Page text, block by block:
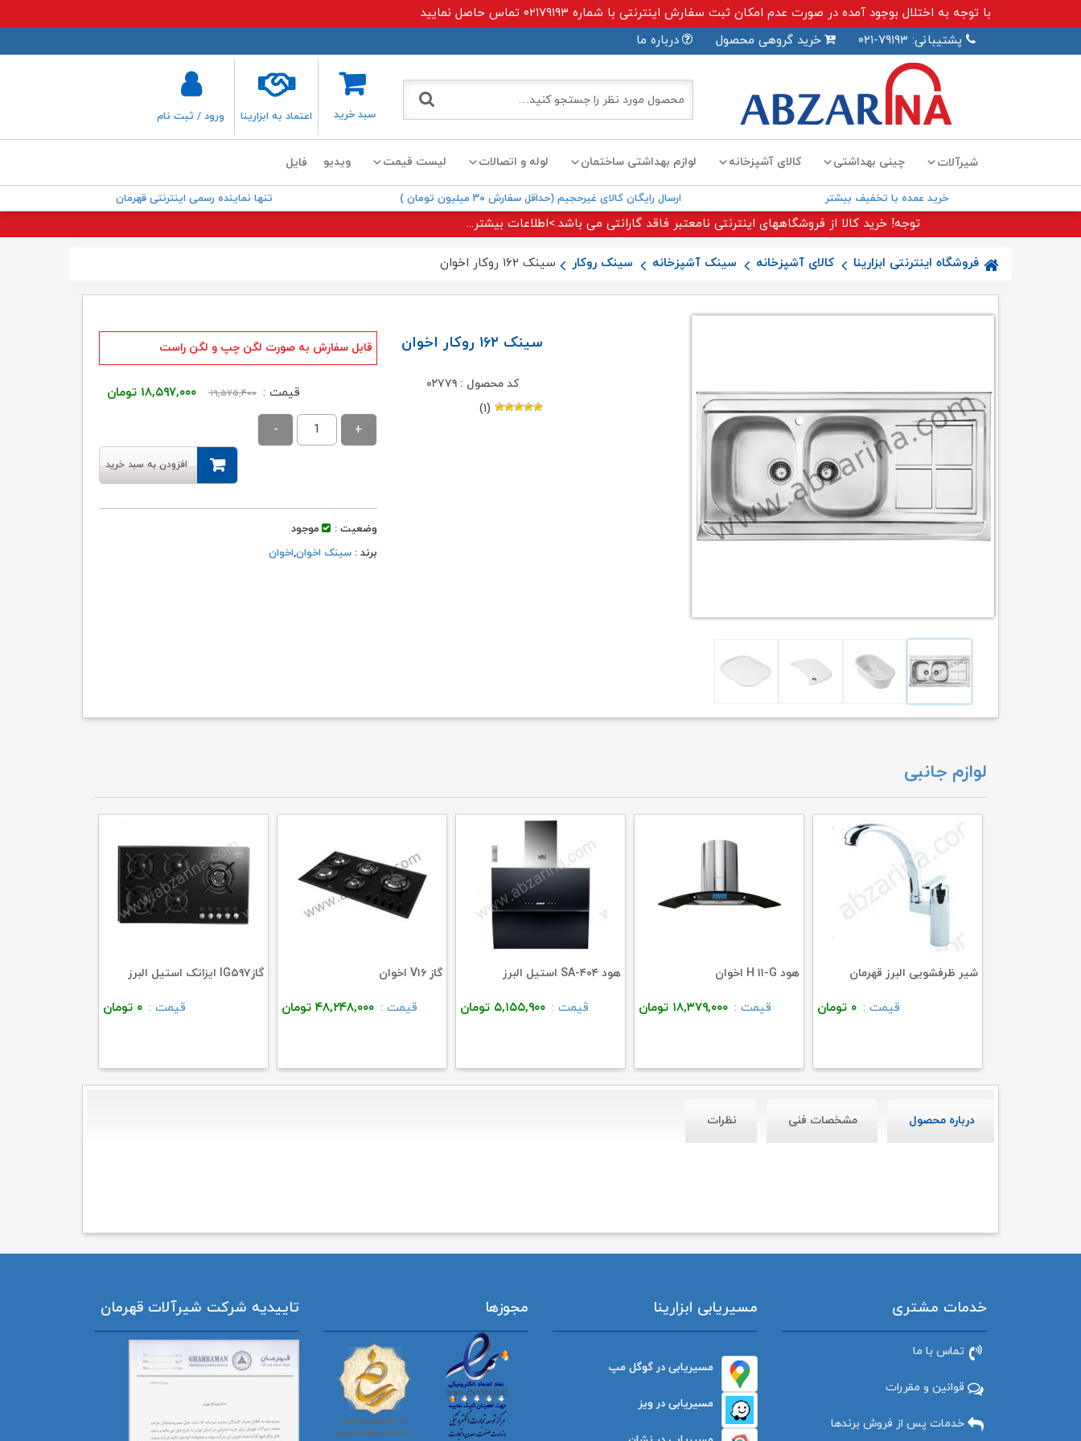
با توجه به اختلال بوجود آمده در صورت عدم امکان ثبت سفارش اینترنتی با شماره ۰۲۱۷۹۱۹۳ تماس حاصل نمایید
پشتیبانی: ۷۹۱۹۳-۰۲۱
خرید گروهی محصول درباره ما
سبد خرید اعتماد به ابزارینا ورود / ثبت نام
شیرآلات چینی بهداشتی کالای آشپزخانه لوازم بهداشتی ساختمان لوله و اتصالات لیست قیمت ویدیو فایل
خرید عمده با تخفیف بیشتر ارسال رایگان کالای غیرحجیم (حداقل سفارش ۳۰ میلیون تومان ) تنها نماینده رسمی اینترنتی قهرمان
توجه! خرید کالا از فروشگاههای اینترنتی نامعتبر فاقد گارانتی می باشد.>اطلاعات بیشتر...
فروشگاه اینترنتی ابزارینا کالای آشپزخانه سینک آشپزخانه سینک روکار سینک ۱۶۲ روکار اخوان
سینک ۱۶۲ روکار اخوان
کد محصول : ۰۲۷۷۹
(۱)
قابل سفارش به صورت لگن چپ و لگن راست
قیمت : ۱۹,۵۷۵,۴۰۰
قیمت
۱۸,۵۹۷,۰۰۰ تومان
افزودن به سبد خرید
وضعیت :
موجود
برند : سینک اخوان,اخوان
لوازم جانبی
شیر ظرفشویی البرز قهرمان
قیمت : ۰ تومان
هود H ۱۱-G اخوان
قیمت : ۱۸,۳۷۹,۰۰۰ تومان
هود SA-۴۰۴ استیل البرز
قیمت : ۵,۱۵۵,۹۰۰ تومان
گاز V۱۶ اخوان
قیمت : ۴۸,۲۴۸,۰۰۰ تومان
گازIG۵۹۷ ایزاتک استیل البرز
قیمت : ۰ تومان
درباره محصول مشخصات فنی نظرات
خدمات مشتری
تماس با ما
قوانین و مقررات
خدمات پس از فروش برندها
مسیریابی ابزارینا
مسیریابی در گوگل مپ
مسیریابی در ویز
مجوزها تاییدیه شرکت شیرآلات قهرمان